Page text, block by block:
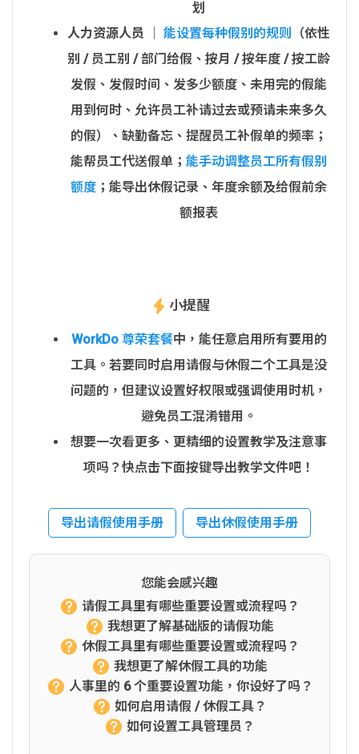
划
人力资源人员
能设置每种假别的规则
（依性
别 / 员工别 / 部门给假、按月 / 按年度 / 按工龄
发假、发假时间、发多少额度、未用完的假能
用到何时、允许员工补请过去或预请未来多久
的假）、缺勤备忘、提醒员工补假单的频率；
能帮员工代送假单； 能手动调整员工所有假别
额度 ；能导出休假记录、年度余额及给假前余
额报表
小提醒
WorkDo 尊荣套餐中，能任意启用所有要用的
工具。若要同时启用请假与休假二个工具是没
问题的，但建议设置好权限或强调使用时机，
避免员工混淆错用。
想要一次看更多、更精细的设置教学及注意事
项吗？快点击下面按键导出教学文件吧！
导出请假使用手册 导出休假使用手册
您能会感兴趣
请假工具里有哪些重要设置或流程吗？
我想更了解基础版的请假功能
休假工具里有哪些重要设置或流程吗？
我想更了解休假工具的功能
人事里的 6 个重要设置功能，你设好了吗？
如何启用请假 / 休假工具？
如何设置工具管理员？